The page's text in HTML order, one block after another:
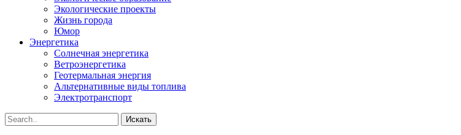
Экологические проекты
Жизнь города
Юмор
Энергетика
Солнечная энергетика
Ветроэнергетика
Геотермальная энергия
Альтернативные виды топлива
Электротранспорт